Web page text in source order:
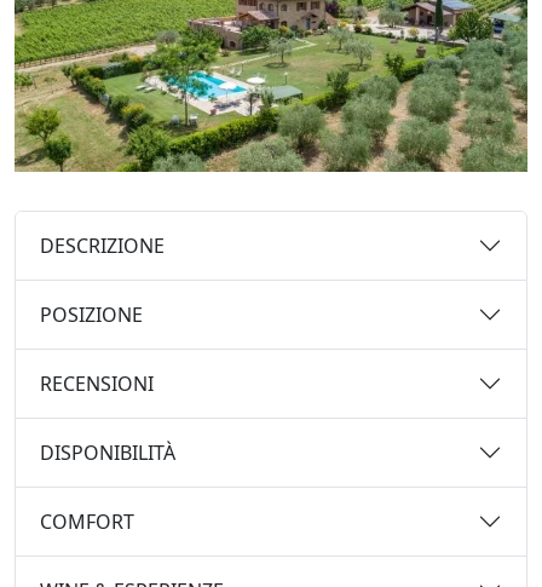
DESCRIZIONE
POSIZIONE
RECENSIONI
DISPONIBILITÀ
COMFORT